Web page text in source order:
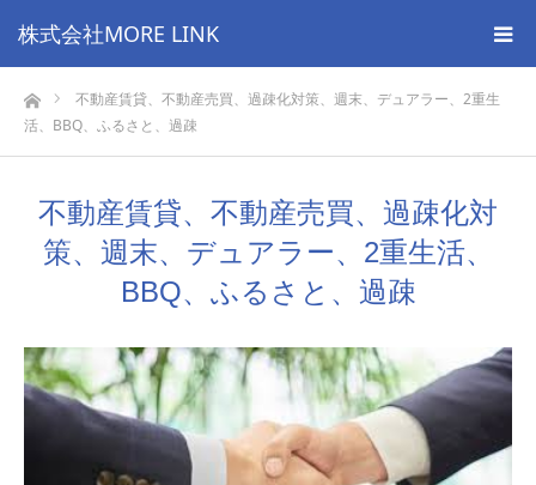
株式会社MORE LINK
ホーム不動産賃貸、不動産売買、過疎化対策、週末、デュアラー、2重生
活、BBQ、ふるさと、過疎
不動産賃貸、不動産売買、過疎化対
策、週末、デュアラー、2重生活、
BBQ、ふるさと、過疎